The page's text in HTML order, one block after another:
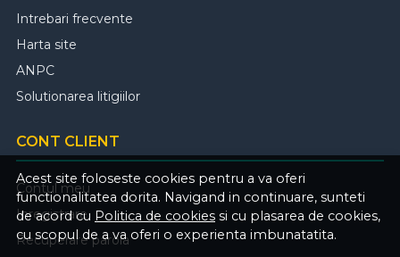
Acest site foloseste cookies pentru a va oferi
functionalitatea dorita. Navigand in continuare, sunteti
de acord cu Politica de cookies si cu plasarea de cookies,
cu scopul de a va oferi o experienta imbunatatita.
Intrebari frecvente
Harta site
ANPC
Solutionarea litigiilor
CONT CLIENT
Contul meu
Inregistrare
Recuperare parola